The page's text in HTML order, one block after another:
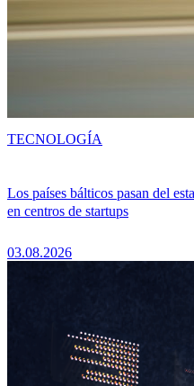
Los países bálticos pasan del
en centros de startups
03.08.2026
TECNOLOGÍA